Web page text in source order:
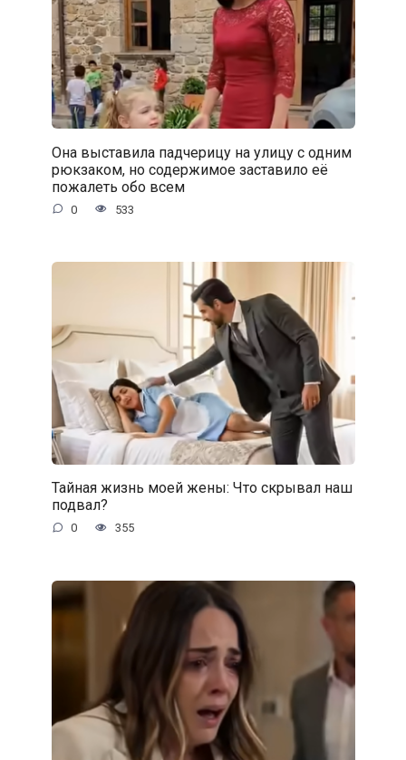
Она выставила падчерицу на улицу с одним
рюкзаком, но содержимое заставило её
пожалеть обо всем
0 533
Тайная жизнь моей жены: Что скрывал наш
подвал?
0 355